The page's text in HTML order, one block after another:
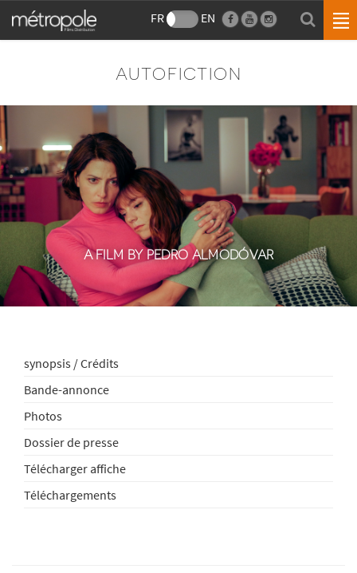
FR EN
AUTOFICTION
A FILM BY PEDRO ALMODÓVAR
synopsis / Crédits
Bande-annonce
Photos
Dossier de presse
Télécharger affiche
Téléchargements